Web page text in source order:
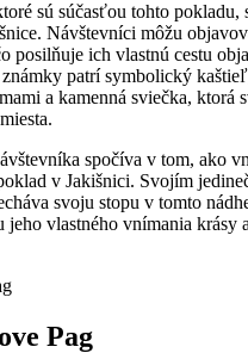
sú súčasťou tohto pokladu,
Návštevníci môžu
posilňuje ich vlastnú cestu
patrí symbolický
a kamenná sviečka, ktorá
spočíva v tom, ako
v Jakišnici. Svojím
svoju stopu v tomto
jeho vlastného vnímania krásy
Pag